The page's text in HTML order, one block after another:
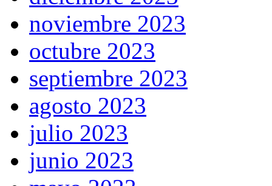
noviembre 2023
octubre 2023
septiembre 2023
agosto 2023
julio 2023
junio 2023